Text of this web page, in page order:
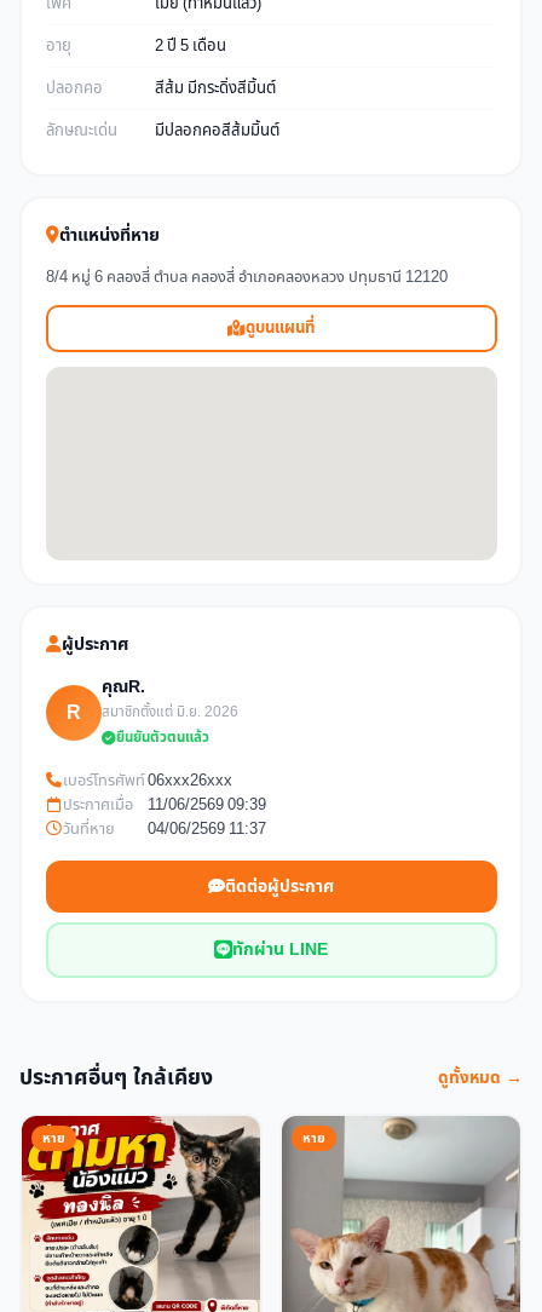
อายุ
2 ปี 5 เดือน
ปลอกคอ
สีส้ม มีกระดิ่งสีมิ้นต์
ลักษณะเด่น
มีปลอกคอสีส้มมิ้นต์
ตำแหน่งที่หาย
8/4 หมู่ 6 คลองสี่ ตำบล คลองสี่ อำเภอคลองหลวง ปทุมธานี 12120
ดูบนแผนที่
ผู้ประกาศ
R
คุณR.
สมาชิกตั้งแต่ มิ.ย. 2026
ยืนยันตัวตนแล้ว
เบอร์โทรศัพท์06xxx26xxx
ประกาศเมื่อ
11/06/2569 09:39
วันที่หาย
04/06/2569 11:37
ติดต่อผู้ประกาศ
ทักผ่าน LINE
ประกาศอื่นๆ ใกล้เคียง ดูทั้งหมด →
หาย หาย